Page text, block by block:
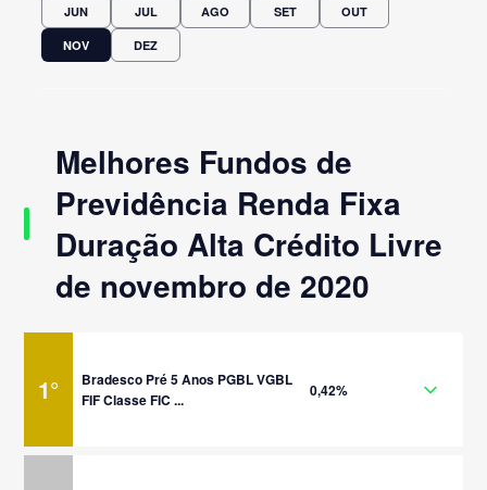
JUN JUL AGO SET OUT
NOV DEZ
Melhores Fundos de
Previdência Renda Fixa
Duração Alta Crédito Livre
de novembro de 2020
1°
Bradesco Pré 5 Anos PGBL VGBL
FIF Classe FIC ...
0,42%